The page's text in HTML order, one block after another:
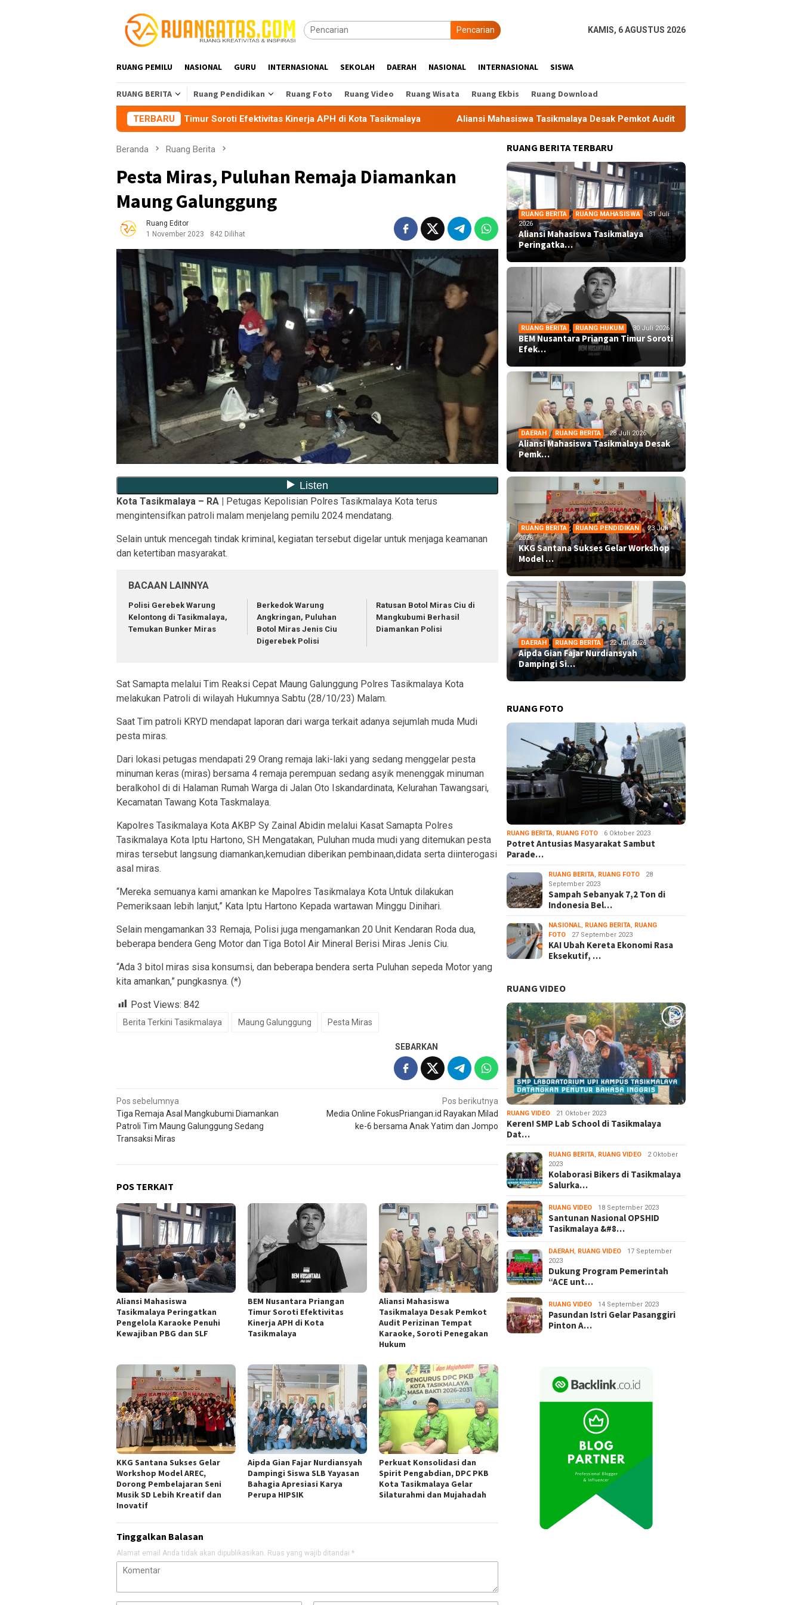
Pencarian KAMIS, 6 AGUSTUS 2026
RUANG PEMILU NASIONAL GURU INTERNASIONAL SEKOLAH DAERAH NASIONAL INTERNASIONAL SISWA
RUANG BERITA Ruang Pendidikan Ruang Foto Ruang Video Ruang Wisata Ruang Ekbis Ruang Download
TERBARU
BEM Nusantara Priangan Timur Soroti Efektivitas Kinerja APH di Kota Tasikmalaya Aliansi Mahasiswa Tasikmalaya Desak Pemkot Audit Perizinan Tempat Karaoke, Soroti
Beranda Ruang Berita
Pesta Miras, Puluhan Remaja Diamankan
Maung Galunggung
Ruang Editor
1 November 2023
842 Dilihat
Kota Tasikmalaya – RA |
Petugas Kepolisian Polres Tasikmalaya Kota terus
mengintensifkan patroli malam menjelang pemilu 2024 mendatang.
Selain untuk mencegah tindak kriminal, kegiatan tersebut digelar untuk menjaga keamanan
dan ketertiban masyarakat.
BACAAN LAINNYA
Polisi Gerebek Warung
Kelontong di Tasikmalaya,
Temukan Bunker Miras
Berkedok Warung
Angkringan, Puluhan
Botol Miras Jenis Ciu
Digerebek Polisi
Ratusan Botol Miras Ciu di
Mangkubumi Berhasil
Diamankan Polisi
Sat Samapta melalui Tim Reaksi Cepat Maung Galunggung Polres Tasikmalaya Kota
melakukan Patroli di wilayah Hukumnya Sabtu (28/10/23) Malam.
Saat Tim patroli KRYD mendapat laporan dari warga terkait adanya sejumlah muda Mudi
pesta miras.
Dari lokasi petugas mendapati 29 Orang remaja laki-laki yang sedang menggelar pesta
minuman keras (miras) bersama 4 remaja perempuan sedang asyik menenggak minuman
beralkohol di di Halaman Rumah Warga di Jalan Oto Iskandardinata, Kelurahan Tawangsari,
Kecamatan Tawang Kota Taskmalaya.
Kapolres Tasikmalaya Kota AKBP Sy Zainal Abidin melalui Kasat Samapta Polres
Tasikmalaya Kota Iptu Hartono, SH Mengatakan, Puluhan muda mudi yang ditemukan pesta
miras tersebut langsung diamankan,kemudian diberikan pembinaan,didata serta diinterogasi
asal miras.
“Mereka semuanya kami amankan ke Mapolres Tasikmalaya Kota Untuk dilakukan
Pemeriksaan lebih lanjut,” Kata Iptu Hartono Kepada wartawan Minggu Dinihari.
Selain mengamankan 33 Remaja, Polisi juga mengamankan 20 Unit Kendaran Roda dua,
beberapa bendera Geng Motor dan Tiga Botol Air Mineral Berisi Miras Jenis Ciu.
“Ada 3 bitol miras sisa konsumsi, dan beberapa bendera serta Puluhan sepeda Motor yang
kita amankan,” pungkasnya. (*)
Post Views: 842
Berita Terkini Tasikmalaya Maung Galunggung Pesta Miras
SEBARKAN
Navigasi
pos
Pos sebelumnya
Tiga Remaja Asal Mangkubumi Diamankan
Patroli Tim Maung Galunggung Sedang
Transaksi Miras
Pos berikutnya
Media Online FokusPriangan.id Rayakan Milad
ke-6 bersama Anak Yatim dan Jompo
POS TERKAIT
Aliansi Mahasiswa
Tasikmalaya Peringatkan
Pengelola Karaoke Penuhi
Kewajiban PBG dan SLF
BEM Nusantara Priangan
Timur Soroti Efektivitas
Kinerja APH di Kota
Tasikmalaya
Aliansi Mahasiswa
Tasikmalaya Desak Pemkot
Audit Perizinan Tempat
Karaoke, Soroti Penegakan
Hukum
KKG Santana Sukses Gelar
Workshop Model AREC,
Dorong Pembelajaran Seni
Musik SD Lebih Kreatif dan
Inovatif
Aipda Gian Fajar Nurdiansyah
Dampingi Siswa SLB Yayasan
Bahagia Apresiasi Karya
Perupa HIPSIK
Perkuat Konsolidasi dan
Spirit Pengabdian, DPC PKB
Kota Tasikmalaya Gelar
Silaturahmi dan Mujahadah
Tinggalkan Balasan
Alamat email Anda tidak akan dipublikasikan. Ruas yang wajib ditandai *
RUANG BERITA TERBARU
RUANG BERITA , RUANG MAHASISWA
31 Juli
2026
Aliansi Mahasiswa Tasikmalaya
Peringatka…
RUANG BERITA , RUANG HUKUM 30 Juli 2026
BEM Nusantara Priangan Timur Soroti
Efek…
DAERAH , RUANG BERITA 28 Juli 2026
Aliansi Mahasiswa Tasikmalaya Desak
Pemk…
RUANG BERITA , RUANG PENDIDIKAN
23 Juli
2026
KKG Santana Sukses Gelar Workshop
Model …
DAERAH , RUANG BERITA 22 Juli 2026
Aipda Gian Fajar Nurdiansyah
Dampingi Si…
RUANG FOTO
RUANG BERITA, RUANG FOTO 6 Oktober 2023
Potret Antusias Masyarakat Sambut
Parade…
RUANG BERITA, RUANG FOTO
28
September 2023
Sampah Sebanyak 7,2 Ton di
Indonesia Bel…
NASIONAL, RUANG BERITA, RUANG
FOTO
27 September 2023
KAI Ubah Kereta Ekonomi Rasa
Eksekutif, …
RUANG VIDEO
RUANG VIDEO 21 Oktober 2023
Keren! SMP Lab School di Tasikmalaya
Dat…
RUANG BERITA, RUANG VIDEO
2 Oktober
2023
Kolaborasi Bikers di Tasikmalaya
Salurka…
RUANG VIDEO 18 September 2023
Santunan Nasional OPSHID
Tasikmalaya &#8…
DAERAH , RUANG VIDEO
17 September
2023
Dukung Program Pemerintah
“ACE unt…
RUANG VIDEO 14 September 2023
Pasundan Istri Gelar Pasanggiri
Pinton A…